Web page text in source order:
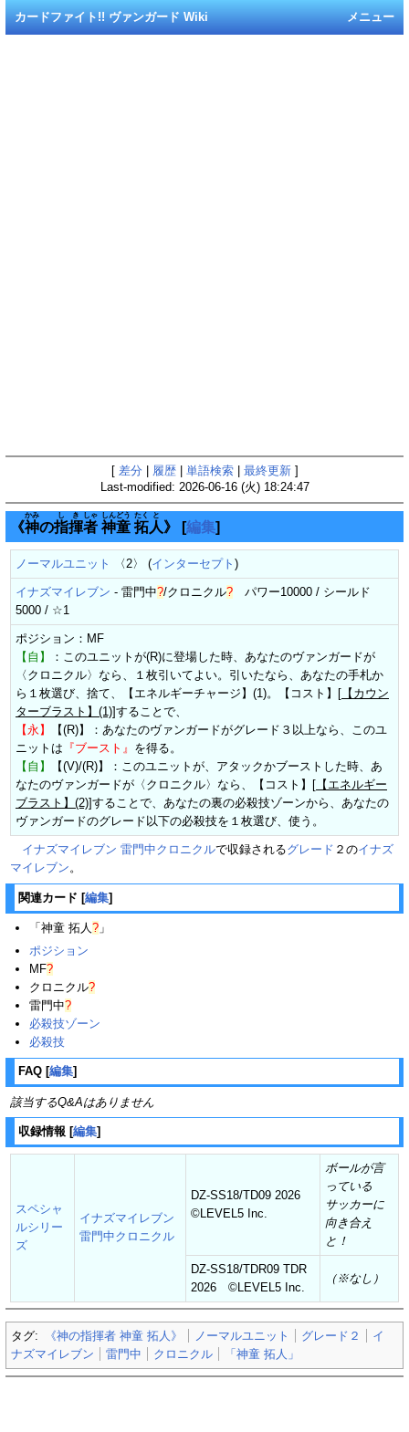
メニュー
カードファイト!! ヴァンガード Wiki
[ 差分 履歴| 単語検索| 最終更新]
Last-modified: 2026-06-16 (火) 18:24:47
《神
かみ
の指
し
揮
き
者
しゃ
神
しん
童
どう
拓
たく
人
と
》 [編集]
ノーマルユニット 〈2〉 (インターセプト )
イナズマイレブン - 雷門中?/クロニクル? パワー10000 / シールド
5000 / ☆1
ポジション：MF
【自】
：このユニットが(R)に登場した時、あなたのヴァンガードが
〈クロニクル〉なら、１枚引いてよい。引いたなら、あなたの手札か
ら１枚選び、捨て、【エネルギーチャージ】(1)。【コスト】[ 【カウン
ターブラスト】(1)]することで、
【永】
【(R)】：あなたのヴァンガードがグレード３以上なら、このユ
ニットは 『ブースト』 を得る。
【自】
【(V)/(R)】：このユニットが、アタックかブーストした時、あ
なたのヴァンガードが〈クロニクル〉なら、【コスト】[ 【エネルギー
ブラスト】(2)]することで、あなたの裏の必殺技ゾーンから、あなたの
ヴァンガードのグレード以下の必殺技を１枚選び、使う。
イナズマイレブン 雷門中クロニクルで収録されるグレード ２のイナズ
マイレブン。
関連カード [編集]
「 神童 拓人? 」
ポジション
MF?
クロニクル?
雷門中?
必殺技ゾーン
必殺技
FAQ [編集]
該当するQ&Aはありません
収録情報 [編集]
スペシャ
ルシリー
ズ
イナズマイレブン
雷門中クロニクル
DZ-SS18/TD09 2026
©︎LEVEL5 Inc.
ボールが言
っている
サッカーに
向き合え
と！
DZ-SS18/TDR09 TDR
2026 ©︎LEVEL5 Inc.
（※なし）
タグ: 《神の指揮者 神童 拓人》 ノーマルユニット グレード２
イ
ナズマイレブン
雷門中 クロニクル 「神童 拓人」